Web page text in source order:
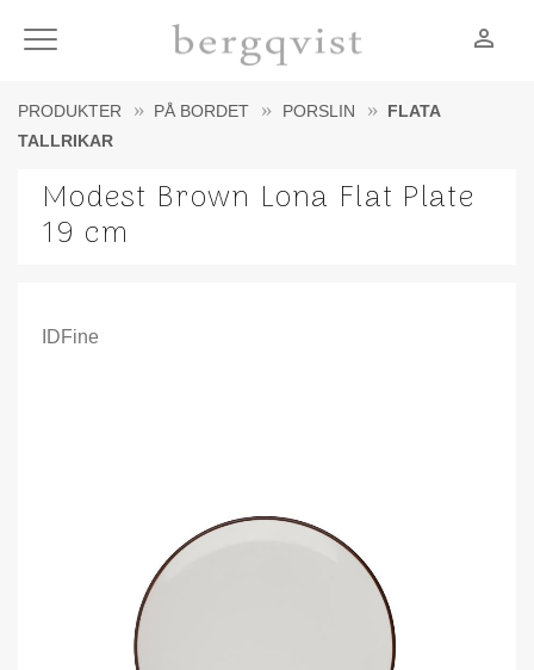
Meny person_outline
PRODUKTER PÅ BORDET PORSLIN
FLATA
TALLRIKAR
Modest Brown Lona Flat Plate
19 cm
IDFine